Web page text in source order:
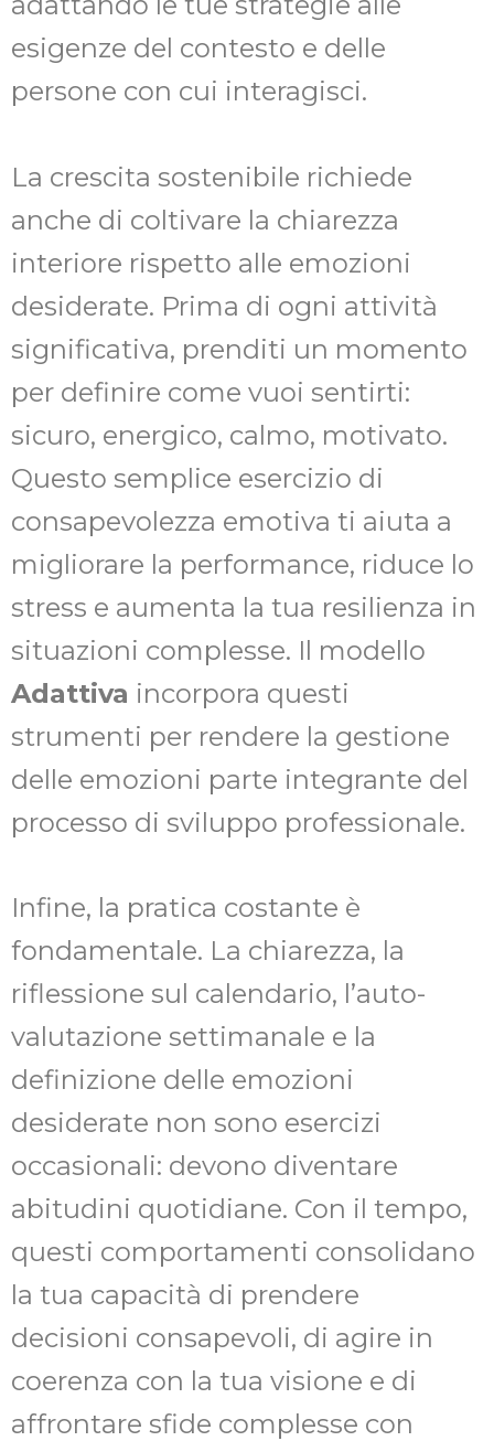
esigenze del contesto e delle
persone con cui interagisci.
La crescita sostenibile richiede
anche di coltivare la chiarezza
interiore rispetto alle emozioni
desiderate. Prima di ogni attività
significativa, prenditi un momento
per definire come vuoi sentirti:
sicuro, energico, calmo, motivato.
Questo semplice esercizio di
consapevolezza emotiva ti aiuta a
migliorare la performance, riduce lo
stress e aumenta la tua resilienza in
situazioni complesse. Il modello
Adattiva incorpora questi
strumenti per rendere la gestione
delle emozioni parte integrante del
processo di sviluppo professionale.
Infine, la pratica costante è
fondamentale. La chiarezza, la
riflessione sul calendario, l’auto-
valutazione settimanale e la
definizione delle emozioni
desiderate non sono esercizi
occasionali: devono diventare
abitudini quotidiane. Con il tempo,
questi comportamenti consolidano
la tua capacità di prendere
decisioni consapevoli, di agire in
coerenza con la tua visione e di
affrontare sfide complesse con